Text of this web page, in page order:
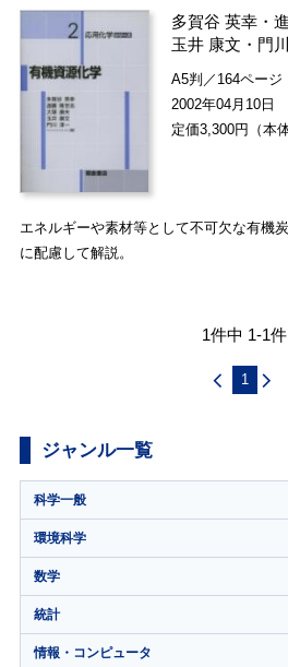
多賀谷 英幸 ・
玉井 康文 ・ 門
A5判／164ページ
2002年04月10日
定価3,300円（本
エネルギーや素材等として不可欠な有機
に配慮して解説。
1件中 1-1件
1
ジャンル一覧
科学一般
環境科学
数学
統計
情報・コンピュータ